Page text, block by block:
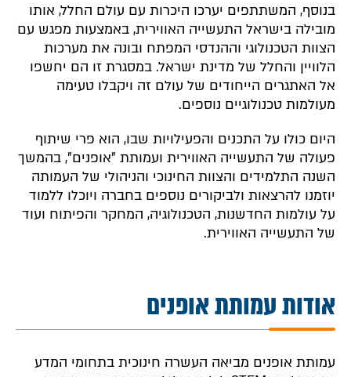
בנוסף, המשתתפים יערכו היכרות עם עולם החלל, אותו
מובילה בישראל התעשייה האווירית, באמצעות מפגש עם
הצוות הטכנולוגי וההנדסי המפתח ובונה את מערכות
הלוויין והחלל של מדינת ישראל. במסגרת זו הם יחשפו
אל האתגרים הייחודים של עולם זה ויקבלו טעימה
מעולמות טכנולוגיים נוספים.
היום כולו על התכנים והפעילויות שבו, הוא פרי שיתוף
פעולה של התעשייה האווירית ועמותת "אופנים", בהמשך
השנה התלמידים והצוות החינוכי והניהולי של העמותה
יוזמנו להרצאות ולביקורים נוספים בחברה ויוכלו ללמוד
על עולמות החדשנות, הטכנולוגיה, המחקר והפיתוח ועוד
של התעשייה האווירית.
אודות עמותת אופנים
עמותת אופנים מביאה העשרה חינוכית בתחומי המדע